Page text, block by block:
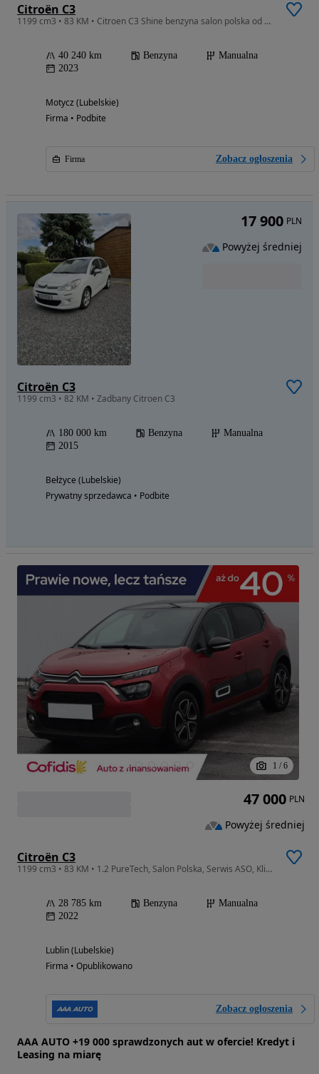
Citroën C3
1199 cm3 • 83 KM • Citroen C3 Shine benzyna salon polska od Dealera
40 240 km Benzyna
Manualna
2023
Motycz (Lubelskie)
Firma • Podbite
Firma Zobacz ogłoszenia
Citroën C3
1199 cm3 • 82 KM • Zadbany Citroen C3
180 000 km Benzyna
Manualna
2015
Bełżyce (Lubelskie)
Prywatny sprzedawca • Podbite
17 900 PLN
Powyżej średniej
1 / 6
Citroën C3
1199 cm3 • 83 KM • 1.2 PureTech, Salon Polska, Serwis ASO, Klimatronic, Tempomat,
28 785 km Benzyna
Manualna
2022
Lublin (Lubelskie)
Firma • Opublikowano
Zobacz ogłoszenia
AAA AUTO +19 000 sprawdzonych aut w ofercie! Kredyt i
Leasing na miarę
47 000 PLN
Powyżej średniej